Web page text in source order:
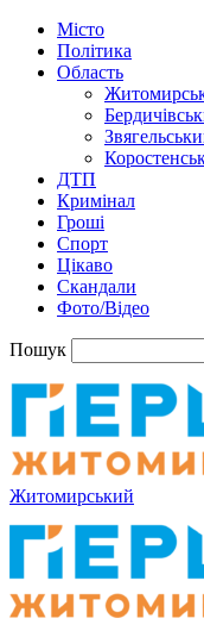
Місто
Політика
Область
ДТП
Кримінал
Гроші
Спорт
Цікаво
Скандали
Фото/Відео
Пошук
Житомирський